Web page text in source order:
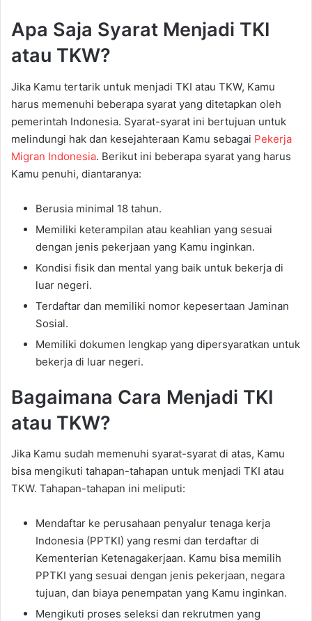
Apa Saja Syarat Menjadi TKI
atau TKW?
Jika Kamu tertarik untuk menjadi TKI atau TKW, Kamu
harus memenuhi beberapa syarat yang ditetapkan oleh
pemerintah Indonesia. Syarat-syarat ini bertujuan untuk
melindungi hak dan kesejahteraan Kamu sebagai Pekerja
Migran Indonesia. Berikut ini beberapa syarat yang harus
Kamu penuhi, diantaranya:
Berusia minimal 18 tahun.
Memiliki keterampilan atau keahlian yang sesuai
dengan jenis pekerjaan yang Kamu inginkan.
Kondisi fisik dan mental yang baik untuk bekerja di
luar negeri.
Terdaftar dan memiliki nomor kepesertaan Jaminan
Sosial.
Memiliki dokumen lengkap yang dipersyaratkan untuk
bekerja di luar negeri.
Bagaimana Cara Menjadi TKI
atau TKW?
Jika Kamu sudah memenuhi syarat-syarat di atas, Kamu
bisa mengikuti tahapan-tahapan untuk menjadi TKI atau
TKW. Tahapan-tahapan ini meliputi:
Mendaftar ke perusahaan penyalur tenaga kerja
Indonesia (PPTKI) yang resmi dan terdaftar di
Kementerian Ketenagakerjaan. Kamu bisa memilih
PPTKI yang sesuai dengan jenis pekerjaan, negara
tujuan, dan biaya penempatan yang Kamu inginkan.
Mengikuti proses seleksi dan rekrutmen yang